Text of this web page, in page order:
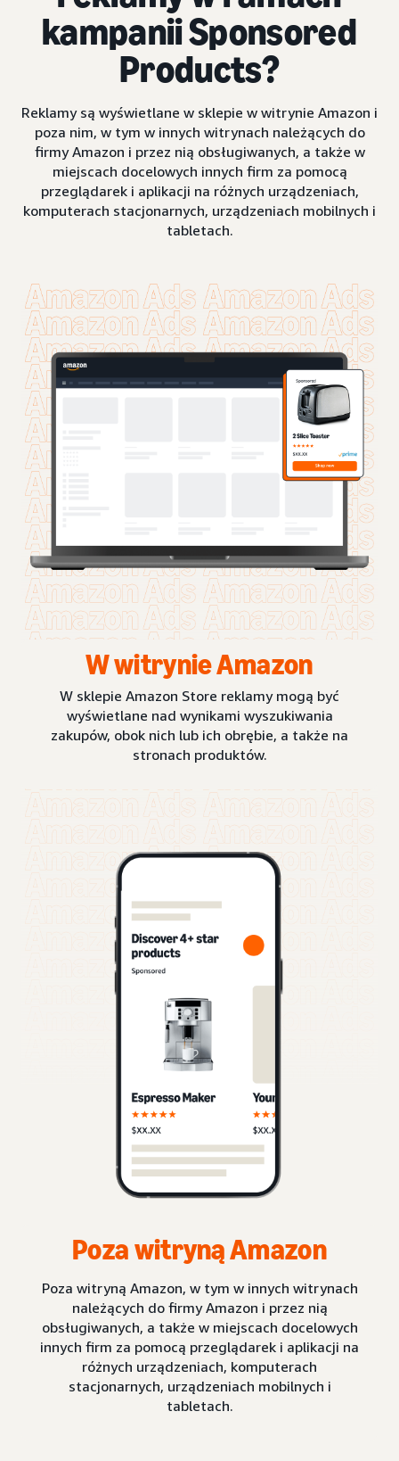
kampanii Sponsored
Products?
Reklamy są wyświetlane w sklepie w witrynie Amazon i
poza nim, w tym w innych witrynach należących do
firmy Amazon i przez nią obsługiwanych, a także w
miejscach docelowych innych firm za pomocą
przeglądarek i aplikacji na różnych urządzeniach,
komputerach stacjonarnych, urządzeniach mobilnych i
tabletach.
W witrynie Amazon
W sklepie Amazon Store reklamy mogą być
wyświetlane nad wynikami wyszukiwania
zakupów, obok nich lub ich obrębie, a także na
stronach produktów.
Poza witryną Amazon
Poza witryną Amazon, w tym w innych witrynach
należących do firmy Amazon i przez nią
obsługiwanych, a także w miejscach docelowych
innych firm za pomocą przeglądarek i aplikacji na
różnych urządzeniach, komputerach
stacjonarnych, urządzeniach mobilnych i
tabletach.